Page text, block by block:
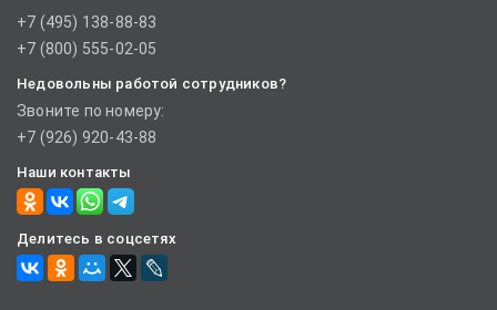
+7 (495) 138-88-83
+7 (800) 555-02-05
Недовольны работой сотрудников?
Звоните по номеру:
+7 (926) 920-43-88
Наши контакты
Делитесь в соцсетях